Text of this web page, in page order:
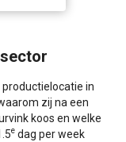
in
zij na een
koos en welke
e dag per week